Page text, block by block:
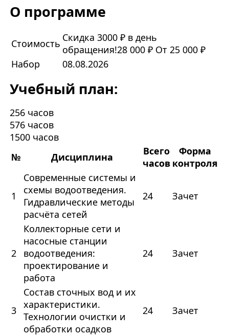
О программе
Стоимость Скидка 3000 ₽ в день
обращения!28 000 ₽ От 25 000 ₽
Набор
08.08.2026
Учебный план:
256 часов
576 часов
1500 часов
№
Дисциплина
Всего
часов
Форма
контроля
1
Современные системы и
схемы водоотведения.
Гидравлические методы
расчёта сетей
24 Зачет
2
Коллекторные сети и
насосные станции
водоотведения:
проектирование и
работа
24 Зачет
3
Состав сточных вод и их
характеристики.
Технологии очистки и
обработки осадков
24 Зачет